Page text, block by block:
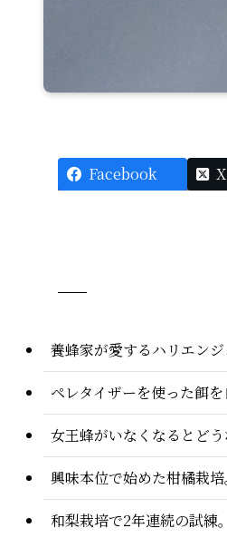
Facebook X
養蜂家が愛するハリエン
ペレタイザーを使った餌
女王蜂がいなくなるとど
興味本位で始めた柑橘栽
和梨栽培で2年連続の試練